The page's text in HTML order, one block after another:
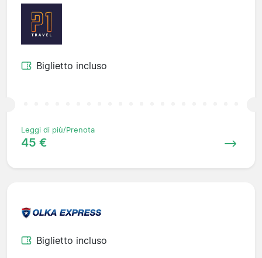
Biglietto incluso
Leggi di più/Prenota
45 €
Biglietto incluso